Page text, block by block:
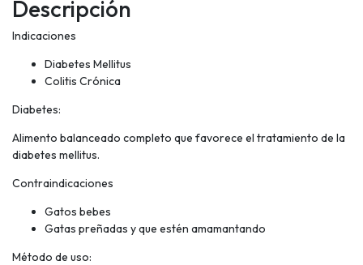
Descripción
Indicaciones
Diabetes Mellitus
Colitis Crónica
Diabetes:
Alimento balanceado completo que favorece el tratamiento de la
diabetes mellitus.
Contraindicaciones
Gatos bebes
Gatas preñadas y que estén amamantando
Método de uso: